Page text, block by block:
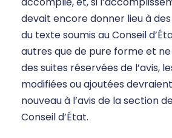
devait encore donner lieu à
du texte soumis au Conseil
autres que de pure forme et
des suites réservées de l’avis,
modifiées ou ajoutées
nouveau à l’avis de la section
Conseil d’État.